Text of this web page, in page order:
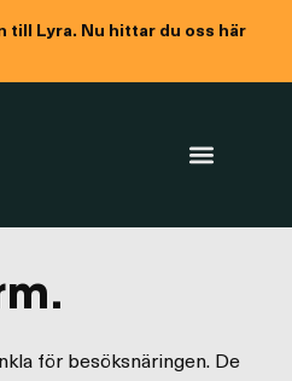
till Lyra. Nu hittar du oss här
för besöksnäringen. De